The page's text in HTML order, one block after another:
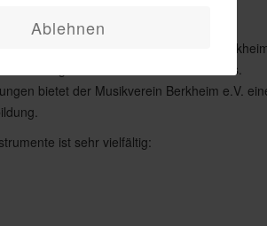
nimmt beim Musikverein
Die Jugend ist die Zukunft des Vereins.
bietet der Musikverein Berkheim e.V.
ist sehr vielfältig:
Ablehnen